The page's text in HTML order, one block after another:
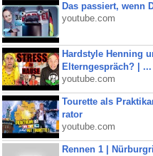
Das passiert, wenn
youtube.com
Hardstyle Henning
Elterngespräch? | ...
youtube.com
Tourette als
rator
youtube.com
Rennen 1 |